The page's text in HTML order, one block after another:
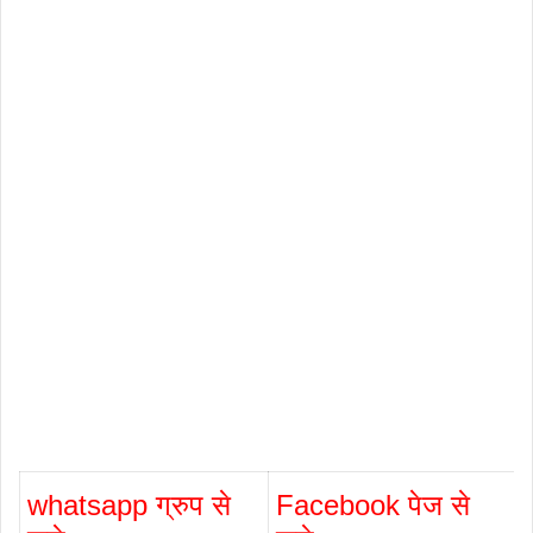
whatsapp ग्रुप से
Facebook पेज से